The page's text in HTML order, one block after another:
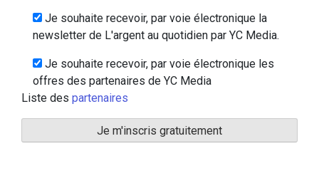
Je souhaite recevoir, par voie électronique la
newsletter de L'argent au quotidien par YC Media.
Je souhaite recevoir, par voie électronique les
offres des partenaires de YC Media
Liste des partenaires